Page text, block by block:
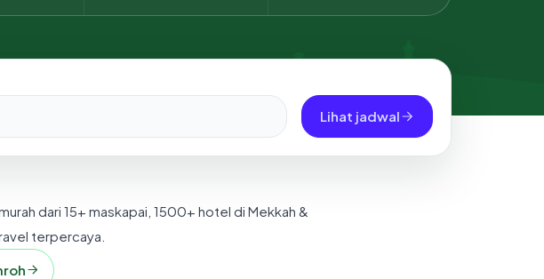
Lihat jadwal
dari 15+ maskapai, 1500+ hotel di Mekkah &
terpercaya.